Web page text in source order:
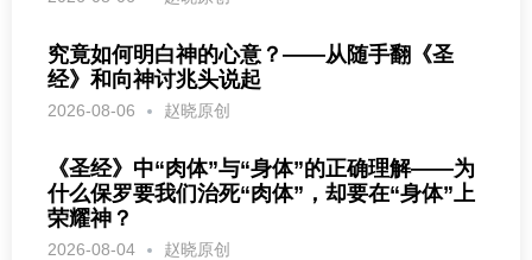
究竟如何明白神的心意？——从随手翻《圣
经》和向神讨兆头说起
2026-08-06 赵晓原创
《圣经》中“肉体”与“身体”的正确理解——为
什么保罗要我们治死“肉体”，却要在“身体”上
荣耀神？
2026-08-04 赵晓原创